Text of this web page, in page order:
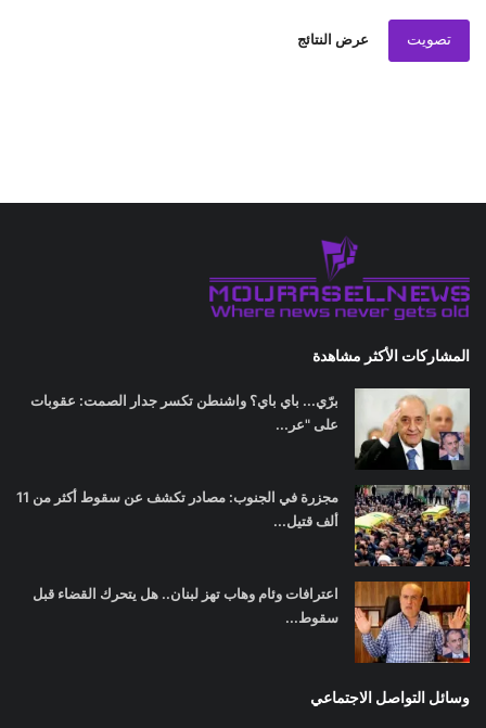
تصويت عرض النتائج
المشاركات الأكثر مشاهدة
برّي... باي باي؟ واشنطن تكسر جدار الصمت: عقوبات
على "عر...
مجزرة في الجنوب: مصادر تكشف عن سقوط أكثر من 11
ألف قتيل...
اعترافات وئام وهاب تهز لبنان.. هل يتحرك القضاء قبل
سقوط...
وسائل التواصل الاجتماعي